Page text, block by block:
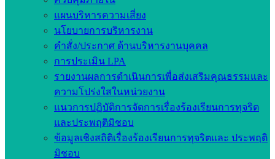
แผนบริหารความเสี่ยง
นโยบายการบริหารงาน
คำสั่ง/ประกาศ ด้านบริหารงานบุคคล
การประเมิน LPA
รายงานผลการดำเนินการเพื่อส่งเสริมคุณธรรมและ
ความโปร่งใสในหน่วยงาน
แนวการปฏิบัติการจัดการเรื่องร้องเรียนการทุจริต
และประพฤติมิชอบ
ข้อมูลเชิงสถิติเรื่องร้องเรียนการทุจริตและ ประพฤติ
มิชอบ